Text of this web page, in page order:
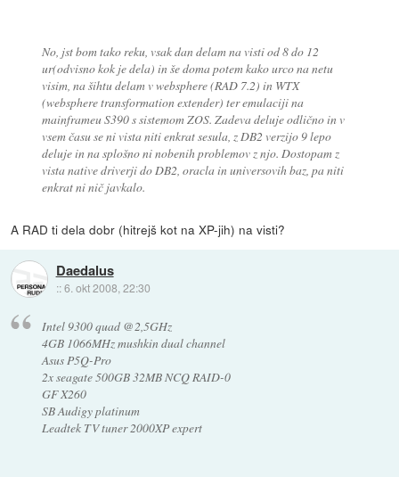
No, jst bom tako reku, vsak dan delam na visti od 8 do 12
ur(odvisno kok je dela) in še doma potem kako urco na netu
visim, na šihtu delam v websphere (RAD 7.2) in WTX
(websphere transformation extender) ter emulaciji na
mainframeu S390 s sistemom ZOS. Zadeva deluje odlično in v
vsem času se ni vista niti enkrat sesula, z DB2 verzijo 9 lepo
deluje in na splošno ni nobenih problemov z njo. Dostopam z
vista native driverji do DB2, oracla in universovih baz, pa niti
enkrat ni nič javkalo.
A RAD ti dela dobr (hitrejš kot na XP-jih) na visti?
Daedalus
::6. okt 2008, 22:30
Intel 9300 quad @2,5GHz
4GB 1066MHz mushkin dual channel
Asus P5Q-Pro
2x seagate 500GB 32MB NCQ RAID-0
GF X260
SB Audigy platinum
Leadtek TV tuner 2000XP expert